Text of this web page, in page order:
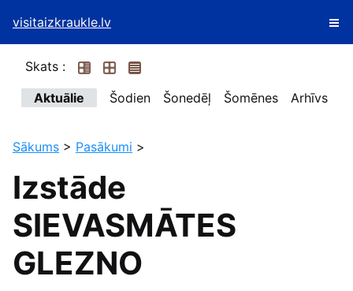
visitaizkraukle.lv
Skats :
Aktuālie
Šodien Šonedēļ Šomēnes Arhīvs
Sākums > Pasākumi >
Izstāde
SIEVASMĀTES
GLEZNO